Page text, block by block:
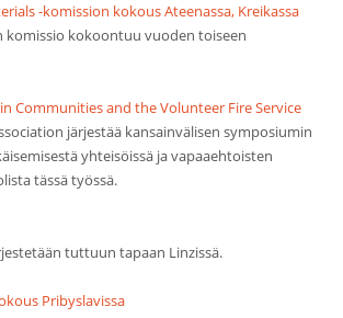
-komission kokous Ateenassa, Kreikassa
komissio kokoontuu vuoden toiseen
Communities and the Volunteer Fire Service
järjestää kansainvälisen symposiumin
yhteisöissä ja vapaaehtoisten
tässä työssä.
tuttuun tapaan Linzissä.
Pribyslavissa